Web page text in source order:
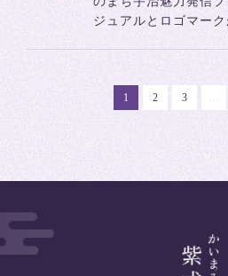
ジュアルとロゴマー
1 2 3 …